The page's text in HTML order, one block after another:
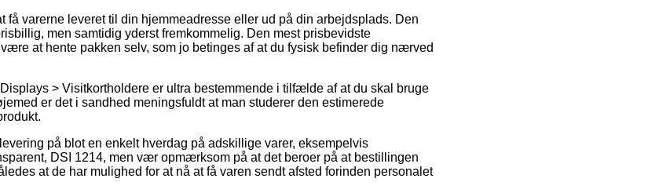
få varerne leveret til din hjemmeadresse eller ud på din arbejdsplads. Den
men samtidig yderst fremkommelig. Den mest prisbevidste
at hente pakken selv, som jo betinges af at du fysisk befinder dig nærved
> Visitkortholdere er ultra bestemmende i tilfælde af at du skal bruge
er det i sandhed meningsfuldt at man studerer den estimerede
på blot en enkelt hverdag på adskillige varer, eksempelvis
DSI 1214, men vær opmærksom på at det beroer på at bestillingen
at de har mulighed for at nå at få varen sendt afsted forinden personalet